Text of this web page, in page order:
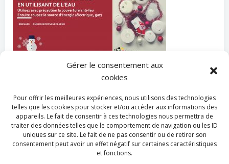
Gérer le consentement aux
cookies
Pour offrir les meilleures expériences, nous utilisons des technologies
telles que les cookies pour stocker et/ou accéder aux informations des
appareils. Le fait de consentir à ces technologies nous permettra de
traiter des données telles que le comportement de navigation ou les ID
uniques sur ce site. Le fait de ne pas consentir ou de retirer son
consentement peut avoir un effet négatif sur certaines caractéristiques
et fonctions.
No Tag
Post
navigation
Previous post
Post
navigation
Next post
Comments are closed